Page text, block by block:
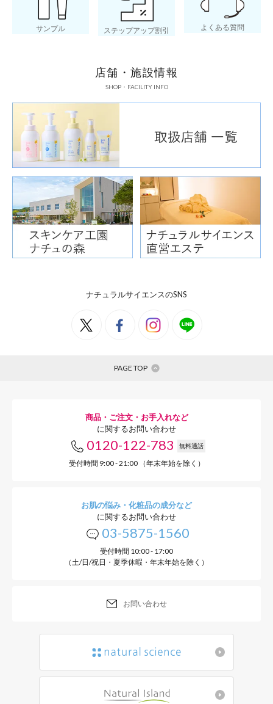
リンクル
ツボクサエキス
アンチポリューショ
アンチポリ
肌のハリ不足は加齢だけ
じるとされおり、乾燥
の大気汚染物質が当ては
ン」と呼びます。
「トリプルリペア」には
ことに着目したイノシ
ます。
サンプル ステップアップ割引 よくある質問
店舗・施設情報
SHOP・FACILITY INFO
ナチュラルサイエンスのSNS
PAGE TOP
商品・ご注文・お手入れなど
に関するお問い合わせ
0120-122-783 無料通話
受付時間 9:00 - 21:00 （年末年始を除く）
お肌の悩み・化粧品の成分など
に関するお問い合わせ
03-5875-1560
受付時間 10:00 - 17:00
（土/日/祝日・夏季休暇・年末年始を除く）
お問い合わせ